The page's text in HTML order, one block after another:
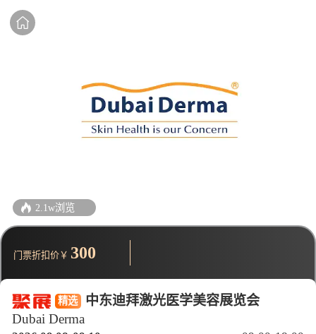
精选
中东迪拜激光医学美容展览会
Dubai Derma
2.1w浏览
门票折扣价￥ 300